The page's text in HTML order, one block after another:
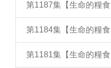
第1187集【生命的糧
第1184集【生命的糧
第1181集【生命的糧